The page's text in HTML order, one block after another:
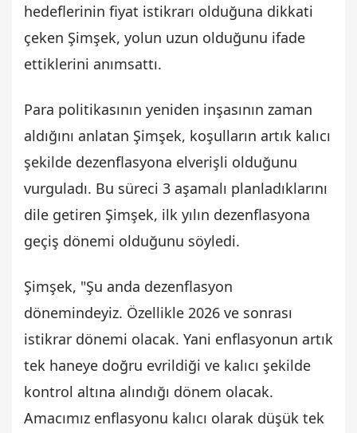
hedeflerinin fiyat istikrarı olduğuna dikkati
çeken Şimşek, yolun uzun olduğunu ifade
ettiklerini anımsattı.
Para politikasının yeniden inşasının zaman
aldığını anlatan Şimşek, koşulların artık kalıcı
şekilde dezenflasyona elverişli olduğunu
vurguladı. Bu süreci 3 aşamalı planladıklarını
dile getiren Şimşek, ilk yılın dezenflasyona
geçiş dönemi olduğunu söyledi.
Şimşek, "Şu anda dezenflasyon
dönemindeyiz. Özellikle 2026 ve sonrası
istikrar dönemi olacak. Yani enflasyonun artık
tek haneye doğru evrildiği ve kalıcı şekilde
kontrol altına alındığı dönem olacak.
Amacımız enflasyonu kalıcı olarak düşük tek